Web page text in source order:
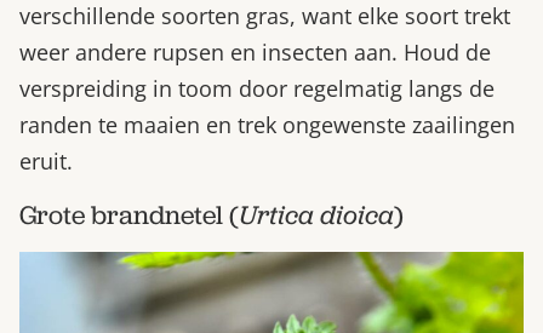
verschillende soorten gras, want elke soort trekt
weer andere rupsen en insecten aan. Houd de
verspreiding in toom door regelmatig langs de
randen te maaien en trek ongewenste zaailingen
eruit.
Grote brandnetel (Urtica dioica)